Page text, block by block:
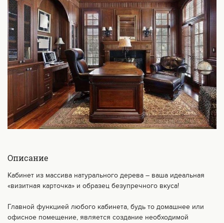
Описание
Кабинет из массива натурального дерева – ваша идеальная
«визитная карточка» и образец безупречного вкуса!
Главной функцией любого кабинета, будь то домашнее или
офисное помещение, является создание необходимой